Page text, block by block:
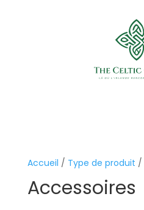
Accueil / Type de produit /
Accessoires